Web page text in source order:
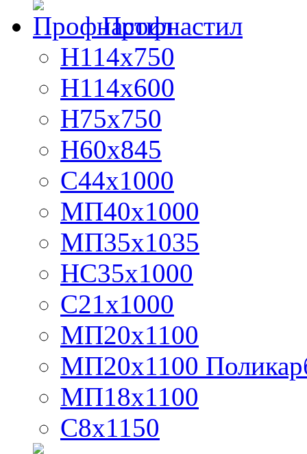
Профнастил
Н114х750
Н114х600
Н75х750
Н60х845
С44х1000
МП40х1000
МП35х1035
НС35х1000
С21х1000
МП20х1100
МП20х1100
МП18х1100
С8х1150